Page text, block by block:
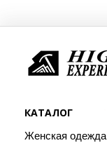
КАТАЛОГ
Женская одежда